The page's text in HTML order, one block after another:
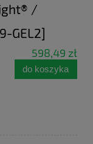
/
GEL2]
598,49 zł
do koszyka